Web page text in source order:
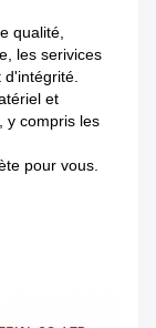
qualité,
les serivices
d'intégrité.
et
y compris les
pour vous.